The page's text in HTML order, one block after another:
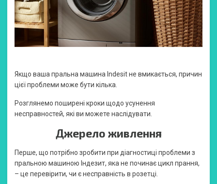
Якщо ваша пральна машина Indesit не вмикається, причин
цієї проблеми може бути кілька.
Розглянемо поширені кроки щодо усунення
несправностей, які ви можете наслідувати.
Джерело живлення
Перше, що потрібно зробити при діагностиці проблеми з
пральною машиною Індезит, яка не починає цикл прання,
– це перевірити, чи є несправність в розетці.